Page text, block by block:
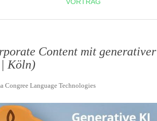
Content mit generativer
Köln)
Congree Language Technologies